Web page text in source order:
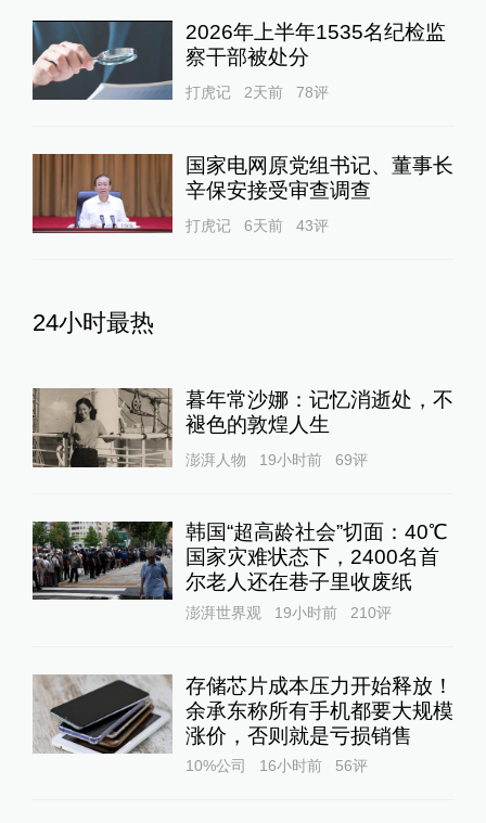
2026年上半年1535名纪检监
察干部被处分
打虎记 2天前 78评
国家电网原党组书记、董事长
辛保安接受审查调查
打虎记 6天前 43评
24小时最热
暮年常沙娜：记忆消逝处，不
褪色的敦煌人生
澎湃人物 19小时前 69评
韩国“超高龄社会”切面：40℃
国家灾难状态下，2400名首
尔老人还在巷子里收废纸
澎湃世界观 19小时前 210评
存储芯片成本压力开始释放！
余承东称所有手机都要大规模
涨价，否则就是亏损销售
10%公司 16小时前 56评